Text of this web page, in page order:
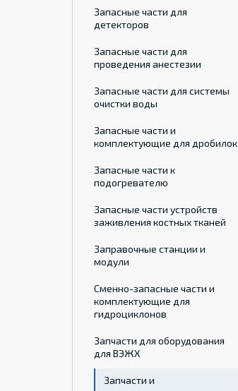
Запасные части для
детекторов
Запасные части для
проведения анестезии
Запасные части для системы
очистки воды
Запасные части и
комплектующие для дробилок
Запасные части к
подогревателю
Запасные части устройств
заживления костных тканей
Заправочные станции и
модули
Сменно-запасные части и
комплектующие для
гидроциклонов
Запчасти для оборудования
для ВЭЖХ
Запчасти и